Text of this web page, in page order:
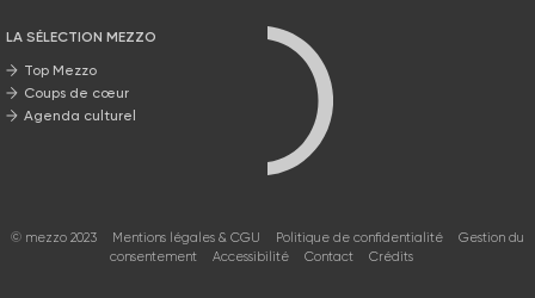
LA SÉLECTION MEZZO
Top Mezzo
Coups de cœur
Agenda culturel
© mezzo 2023 Mentions légales & CGU Politique de confidentialité
Gestion du
consentement
Accessibilité Contact Crédits